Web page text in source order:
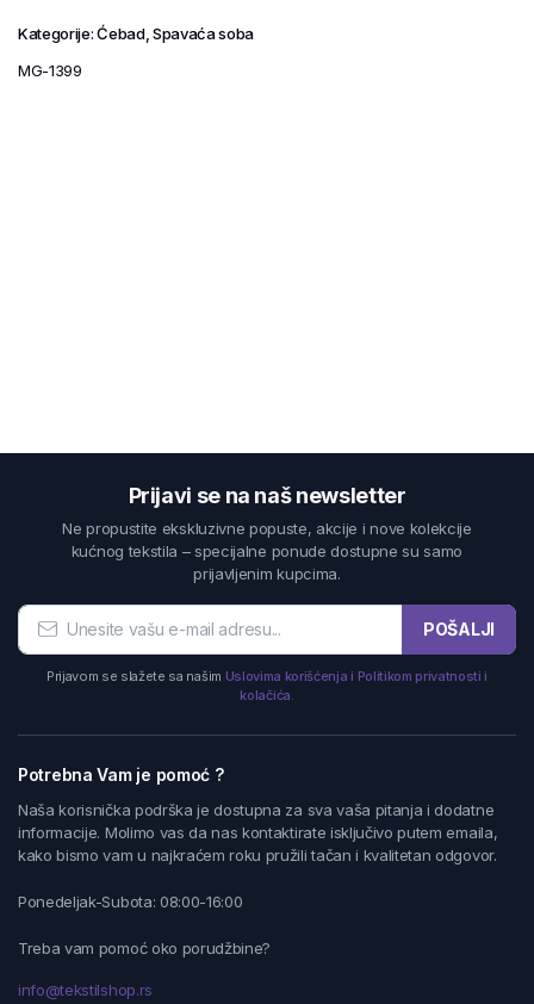
Kategorije:Ćebad, Spavaća soba
MG-1399
Prijavi se na naš newsletter
Ne propustite ekskluzivne popuste, akcije i nove kolekcije
kućnog tekstila – specijalne ponude dostupne su samo
prijavljenim kupcima.
POŠALJI
Prijavom se slažete sa našim Uslovima korišćenja i Politikom privatnosti i
kolačića.
Potrebna Vam je pomoć ?
Naša korisnička podrška je dostupna za sva vaša pitanja i dodatne
informacije. Molimo vas da nas kontaktirate isključivo putem emaila,
kako bismo vam u najkraćem roku pružili tačan i kvalitetan odgovor.
Ponedeljak-Subota: 08:00-16:00
Treba vam pomoć oko porudžbine?
info@tekstilshop.rs